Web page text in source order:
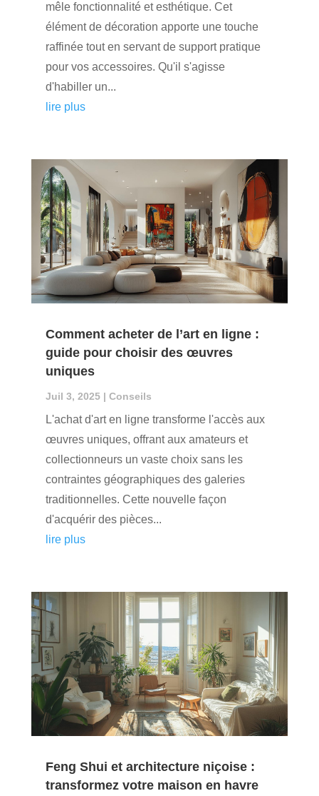
mêle fonctionnalité et esthétique. Cet
élément de décoration apporte une touche
raffinée tout en servant de support pratique
pour vos accessoires. Qu'il s'agisse
d'habiller un...
lire plus
Comment acheter de l’art en ligne :
guide pour choisir des œuvres
uniques
Juil 3, 2025| Conseils
L'achat d'art en ligne transforme l'accès aux
œuvres uniques, offrant aux amateurs et
collectionneurs un vaste choix sans les
contraintes géographiques des galeries
traditionnelles. Cette nouvelle façon
d'acquérir des pièces...
lire plus
Feng Shui et architecture niçoise :
transformez votre maison en havre